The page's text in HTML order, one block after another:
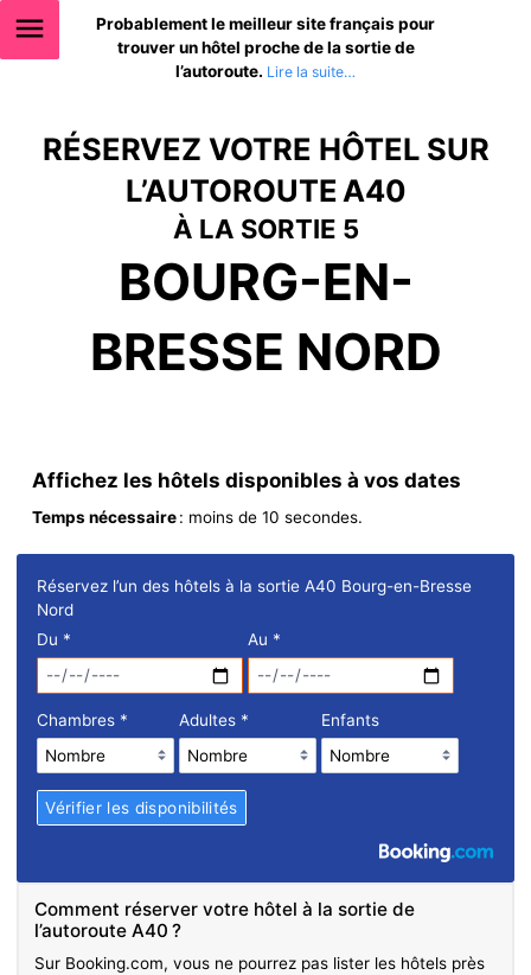
Probablement le meilleur site français pour
trouver un hôtel proche de la sortie de
l’autoroute.
RÉSERVEZ VOTRE HÔTEL SUR
L’AUTOROUTE A40
À LA SORTIE 5
BOURG-EN-
BRESSE NORD
Affichez les hôtels disponibles à vos dates
Temps nécessaire: moins de 10 secondes.
Réservez l’un des hôtels à la sortie A40 Bourg-en-Bresse
Nord
Du * Au *
Chambres * Adultes * Enfants
Comment réserver votre hôtel à la sortie de
l’autoroute A40 ?
Sur Booking.com, vous ne pourrez pas lister les hôtels près